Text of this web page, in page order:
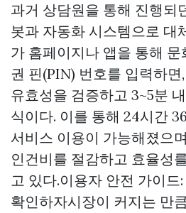
과거 상담원을 통해 진행되
봇과 자동화 시스템으로 대
가 홈페이지나 앱을 통해 문
권 핀(PIN) 번호를 입력하
유효성을 검증하고 3~5분
식이다. 이를 통해 24시간
서비스 이용이 가능해졌으
인건비를 절감하고 효율성
고 있다.이용자 안전 가이드
확인하자시장이 커지는 만